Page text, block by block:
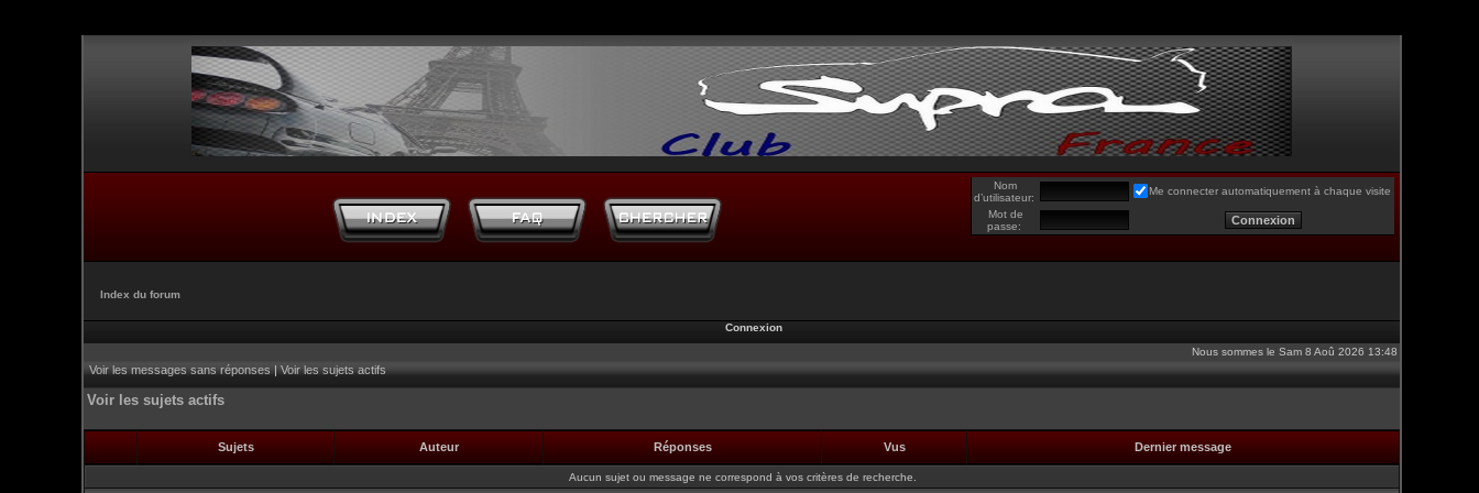
Nom
d’utilisateur:
Me connecter automatiquement à chaque visite
Mot de
passe:
Index du forum
Connexion
Nous sommes le Sam 8 Aoû 2026 13:48
Voir les messages sans réponses|Voir les sujets actifs
Voir les sujets actifs
Sujets Auteur Réponses Vus Dernier message
Aucun sujet ou message ne correspond à vos critères de recherche.